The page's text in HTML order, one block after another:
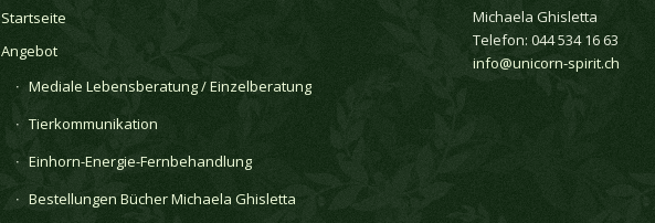
Startseite
Angebot
Mediale Lebensberatung / Einzelberatung
Tierkommunikation
Einhorn-Energie-Fernbehandlung
Bestellungen Bücher Michaela Ghisletta
Michaela Ghisletta
Telefon: 044 534 16 63
info@unicorn-spirit.ch